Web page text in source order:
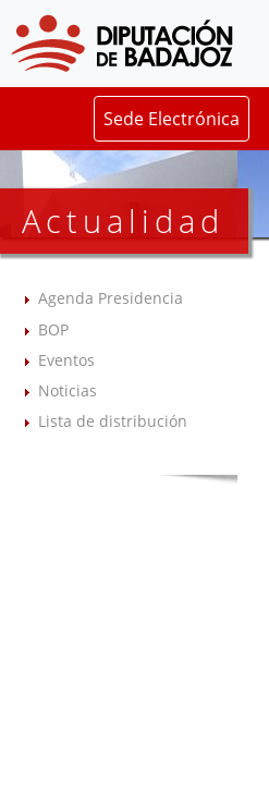
Sede Electrónica
Actualidad
Agenda Presidencia
BOP
Eventos
Noticias
Lista de distribución